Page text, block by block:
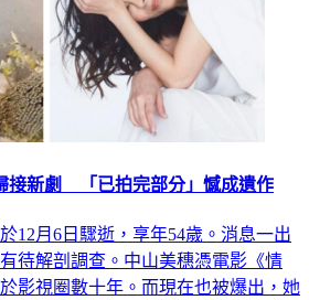
接新劇 「已拍完部分」憾成遺作
12月6日驟逝，享年54歲。消息一出
待解剖調查。中山美穗憑電影《情
影視圈數十年。而現在也被爆出，她